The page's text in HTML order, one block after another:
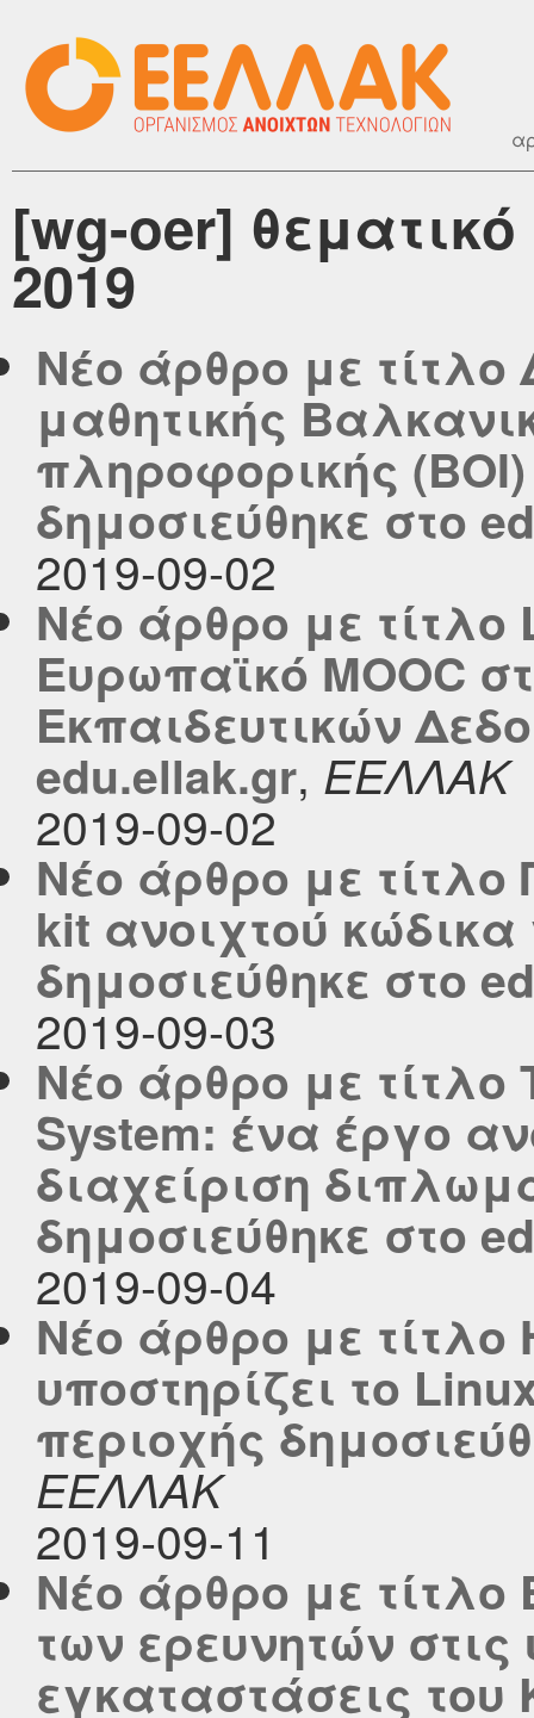
[wg-oer]
2019
Νέο άρθρο με
μαθητικής
πληροφορικής
δημοσιεύθηκε στο
2019-09-02
Νέο άρθρο με τίτλο
Ευρωπαϊκό MOOC
Εκπαιδευτικών
edu.ellak.gr, ΕΕΛΛΑΚ
2019-09-02
Νέο άρθρο με
kit ανοιχτού κώδικα
δημοσιεύθηκε στο
2019-09-03
Νέο άρθρο με τίτλο
System: ένα έργο
διαχείριση
δημοσιεύθηκε στο
2019-09-04
Νέο άρθρο με
υποστηρίζει το
περιοχής
ΕΕΛΛΑΚ
2019-09-11
Νέο άρθρο με τίτλο
των ερευνητών
εγκαταστάσεις του